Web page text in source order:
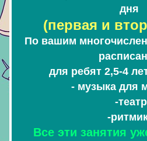
дня
(первая и
По вашим
для ребят 2,5-4
- музыка для
-театр
-
Все эти занятия